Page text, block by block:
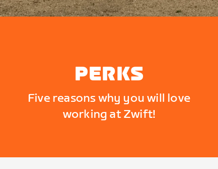
PERKS
Five reasons why you will love
working at Zwift!